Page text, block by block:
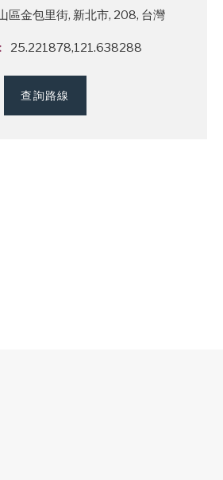
區金包里街, 新北市, 208, 台灣
25.221878,121.638288
查詢路線